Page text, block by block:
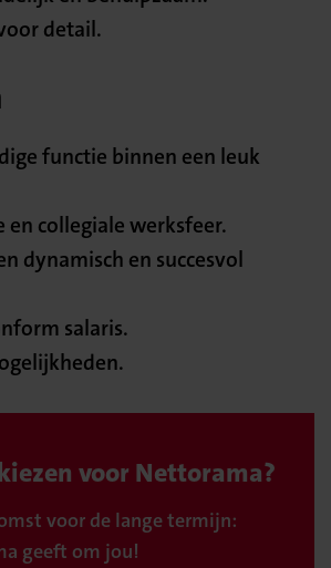
detail.
functie binnen een leuk
en collegiale werksfeer.
dynamisch en succesvol
salaris.
voor Nettorama?
voor de lange termijn:
geeft om jou!